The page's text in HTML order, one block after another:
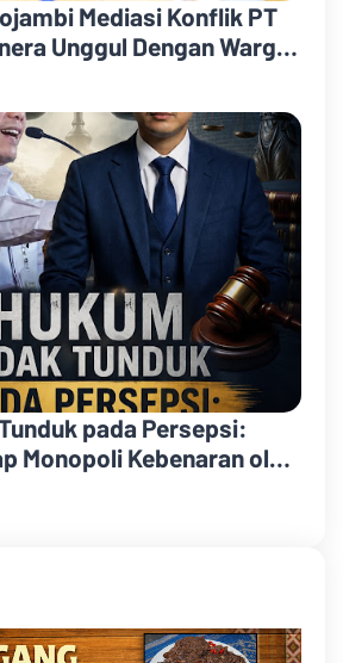
Mediasi Konflik PT
Unggul Dengan Warga
pada Persepsi:
Monopoli Kebenaran oleh